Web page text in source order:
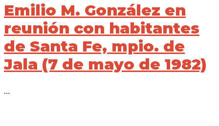
Emilio M. González en
reunión con habitantes
de Santa Fe, mpio. de
Jala (7 de mayo de 1982)
…